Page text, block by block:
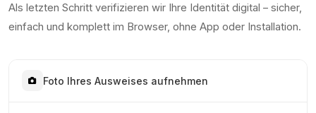
Als letzten Schritt verifizieren wir Ihre Identität digital – sicher,
einfach und komplett im Browser, ohne App oder Installation.
Foto Ihres Ausweises aufnehmen